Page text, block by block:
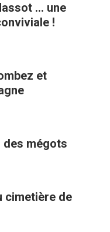
... une
!
et
mégots
cimetière de